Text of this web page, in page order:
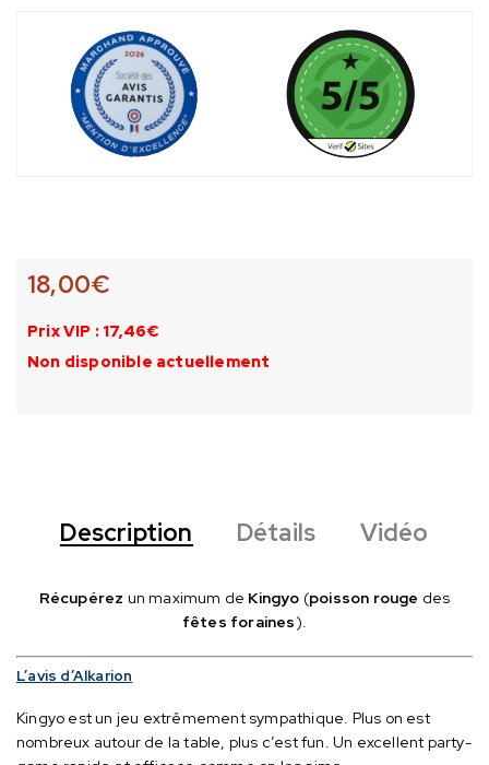
18,00€
Prix VIP : 17,46€
Non disponible actuellement
Description Détails Vidéo
Récupérez un maximum de Kingyo (poisson rouge des
fêtes foraines).
L’avis d’Alkarion
Kingyo est un jeu extrêmement sympathique. Plus on est
nombreux autour de la table, plus c’est fun. Un excellent party-